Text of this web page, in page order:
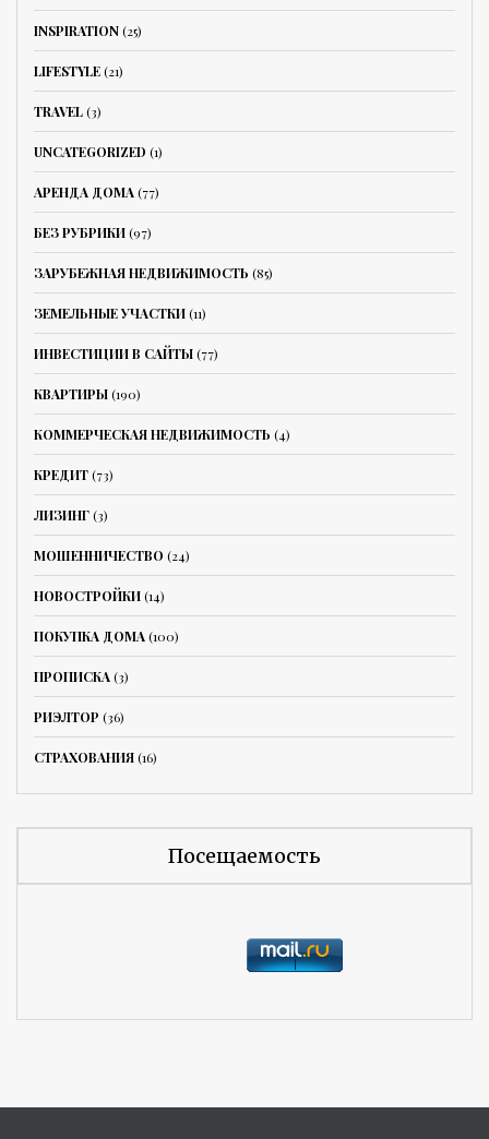
INSPIRATION(25)
LIFESTYLE(21)
TRAVEL(3)
UNCATEGORIZED (1)
АРЕНДА ДОМА(77)
БЕЗ РУБРИКИ(97)
ЗАРУБЕЖНАЯ НЕДВИЖИМОСТЬ (85)
ЗЕМЕЛЬНЫЕ УЧАСТКИ(11)
ИНВЕСТИЦИИ В САЙТЫ(77)
КВАРТИРЫ(190)
КОММЕРЧЕСКАЯ НЕДВИЖИМОСТЬ (4)
КРЕДИТ(73)
ЛИЗИНГ(3)
МОШЕННИЧЕСТВО (24)
НОВОСТРОЙКИ(14)
ПОКУПКА ДОМА(100)
ПРОПИСКА(3)
РИЭЛТОР (36)
СТРАХОВАНИЯ(16)
Посещаемость